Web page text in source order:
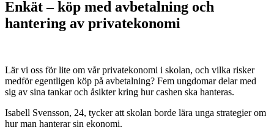
Enkät – köp med avbetalning och
hantering av privatekonomi
Lär vi oss för lite om vår privatekonomi i skolan, och vilka risker
medför egentligen köp på avbetalning? Fem ungdomar delar med
sig av sina tankar och åsikter kring hur cashen ska hanteras.
Isabell Svensson, 24, tycker att skolan borde lära unga strategier om
hur man hanterar sin ekonomi.